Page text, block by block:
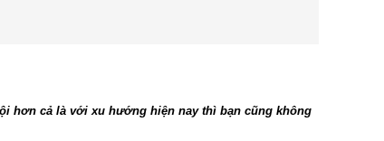
hơn cả là với xu hướng hiện nay thì bạn cũng không